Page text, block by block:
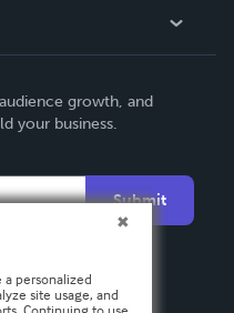
growth, and
your business.
Submit
a personalized
site usage, and